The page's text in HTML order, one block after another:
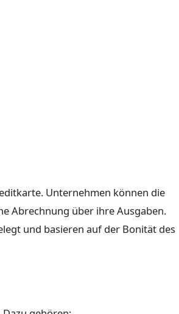
Unternehmen können die
Abrechnung über ihre Ausgaben.
und basieren auf der Bonität des